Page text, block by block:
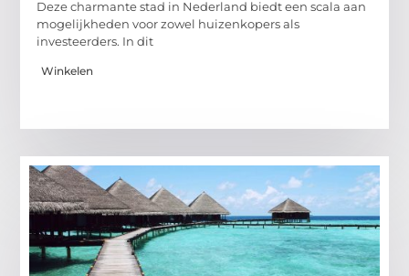
Deze charmante stad in Nederland biedt een scala aan
mogelijkheden voor zowel huizenkopers als
investeerders. In dit
Winkelen